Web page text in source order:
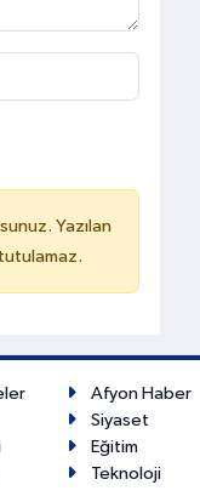
Yazılan
Afyon Haber
Siyaset
Eğitim
Teknoloji